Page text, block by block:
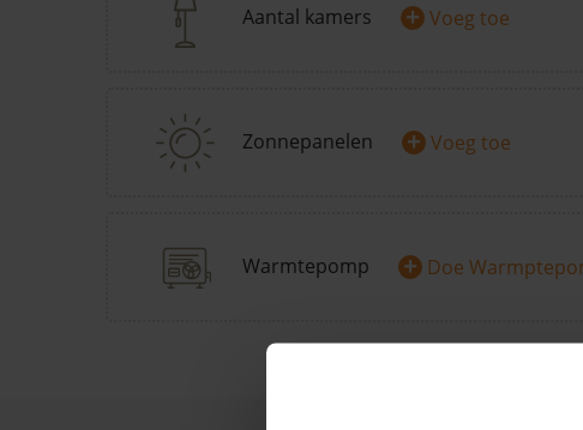
Aantal kamers + Voeg toe
Zonnepanelen + Voeg toe
Warmtepomp + Doe